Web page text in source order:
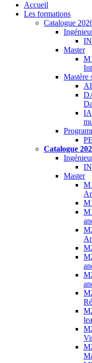
Accueil
Les formations
Catalogue
Master
Mastère
Catalogue
Master